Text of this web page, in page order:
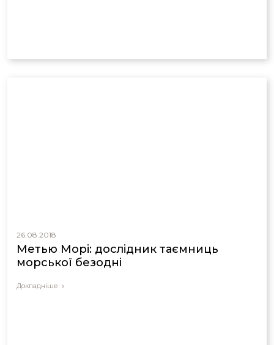
26.08.2018
Метью Морі: дослідник таємниць
морської безодні
Докладніше